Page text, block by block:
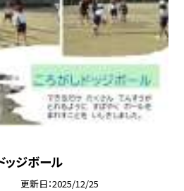
ッジボール
更新日 2025/12/25